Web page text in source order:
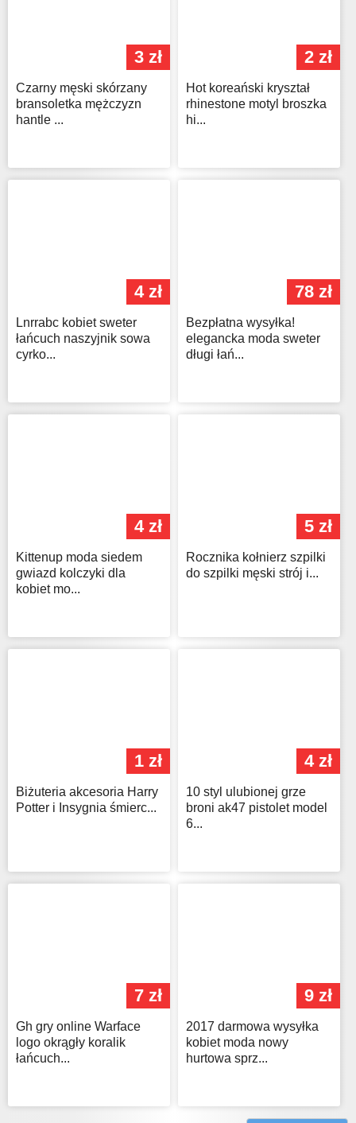
3 zł
Czarny męski skórzany
bransoletka mężczyzn
hantle ...
2 zł
Hot koreański kryształ
rhinestone motyl broszka
hi...
4 zł
Lnrrabc kobiet sweter
łańcuch naszyjnik sowa
cyrko...
78 zł
Bezpłatna wysyłka!
elegancka moda sweter
długi łań...
4 zł
Kittenup moda siedem
gwiazd kolczyki dla
kobiet mo...
5 zł
Rocznika kołnierz szpilki
do szpilki męski strój i...
1 zł
Biżuteria akcesoria Harry
Potter i Insygnia śmierc...
4 zł
10 styl ulubionej grze
broni ak47 pistolet model
6...
7 zł
Gh gry online Warface
logo okrągły koralik
łańcuch...
9 zł
2017 darmowa wysyłka
kobiet moda nowy
hurtowa sprz...